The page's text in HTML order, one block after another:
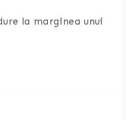
la marginea unui